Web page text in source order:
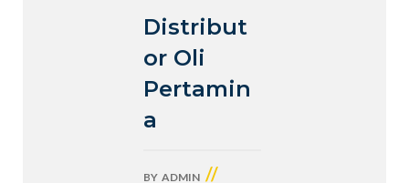
Distribut
or Oli
Pertamin
a
BY ADMIN //